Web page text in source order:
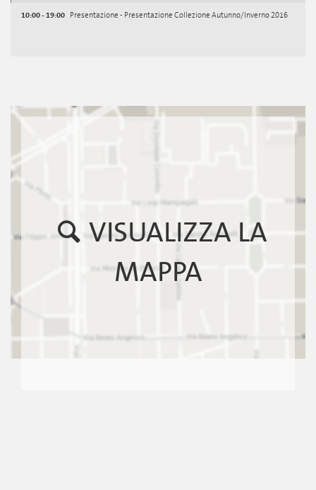
10:00 - 19:00 Presentazione - Presentazione Collezione Autunno/Inverno 2016
VISUALIZZA LA
MAPPA